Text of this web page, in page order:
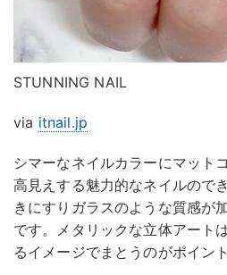
STUNNING NAIL
via itnail.jp
シマーなネイルカラーにマット
高見えする魅力的なネイルので
きにすりガラスのような質感が
です。メタリックな立体アート
るイメージでまとうのがポイント